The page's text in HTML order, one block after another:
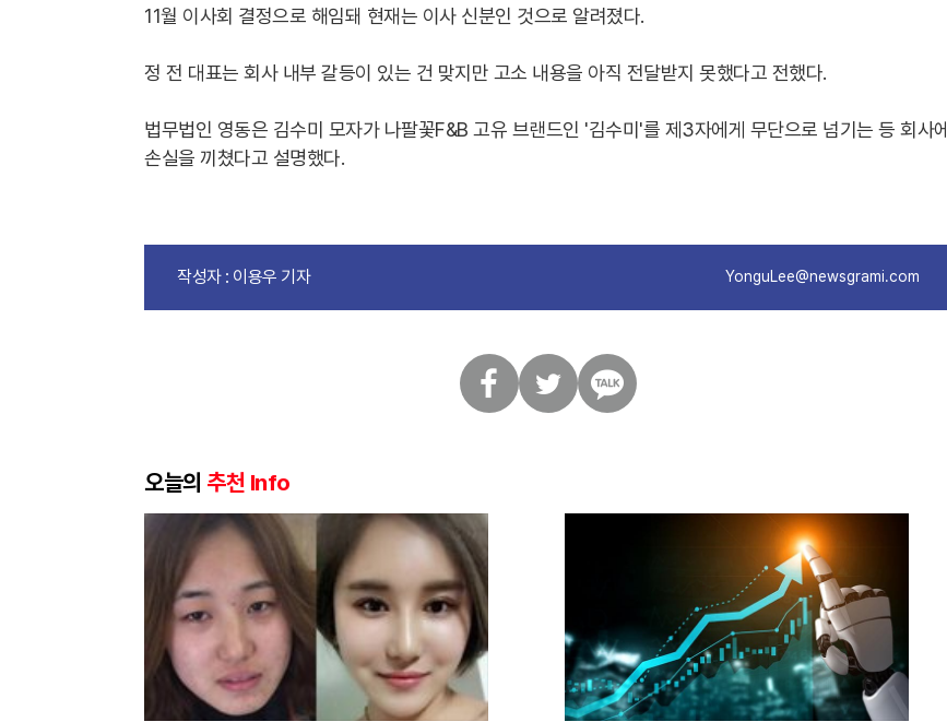
11월 이사회 결정으로 해임돼 현재는 이사 신분인 것으로 알려졌다.
정 전 대표는 회사 내부 갈등이 있는 건 맞지만 고소 내용을 아직 전달받지 못했다고 전했다.
법무법인 영동은 김수미 모자가 나팔꽃F&B 고유 브랜드인 '김수미'를 제3자에게 무단으로 넘기는 등 회사에
손실을 끼쳤다고 설명했다.
작성자 : 이용우 기자 YonguLee@newsgrami.com
오늘의 추천 Info